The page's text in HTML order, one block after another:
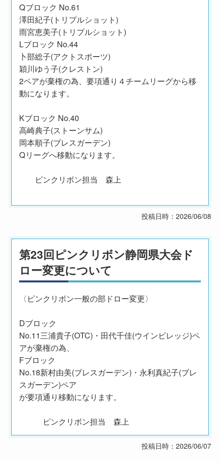
Qブロック No.61
澤田紀子(トリプルショット)
雨宮恵美子(トリプルショット)
Lブロック No.44
卜部総子(アクトスポーツ)
穎川ゆう子(クレストン)
2ペアが棄権の為、要項通り４チームリーグから移
動になります。
Kブロック No.40
高崎典子(ストーンサム)
岡本順子(ブレスガーデン)
Qリーグへ移動になります。
ピンクリボン担当 森上
投稿日時：2026/06/08
第23回ピンクリボン静岡県大会ド
ロー変更について
〈ピンクリボン一般の部ドロー変更〉
Dブロック
No.11三浦貴子(OTC)・田代千佳(ウインビレッジ)ペ
アが棄権の為、
Fブロック
No.18新村由美(ブレスガーデン)・永利真紀子(ブレ
スガーデン)ペア
が要項通り移動になります。
ピンクリボン担当 森上
投稿日時：2026/06/07